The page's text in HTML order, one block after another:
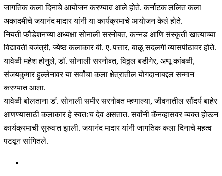
जागतिक कला दिनाचे आयोजन करण्यात आले होते. कर्नाटक ललित कला
अकादमीचे जयानंद मादार यांनी या कार्यक्रमाचे आयोजन केले होते.
नियती फौंडेशनच्या अध्यक्षा सोनाली सरनोबत, कन्नड आणि संस्कृती खात्याच्या
विद्यावती बजंत्री, ज्येष्ठ कलाकार बी. ए. पत्तार, बाळू सदलगी व्यासपीठावर होते.
यावेळी महेश होनुले, डॉ. सोनाली सरनोबत, विठ्ठल बडीगेर, अप्पू कांबळी,
संजयकुमार हुल्लेनावर या सर्वांचा कला क्षेत्रातील योगदानाबद्दल सन्मान
करण्यात आला.
यावेळी बोलताना डॉ. सोनाली समीर सरनोबत म्हणाल्या, जीवनातील सौंदर्य बाहेर
आणण्यासाठी कलाकार हे स्वतःच देव असतात. सर्वांनी कॅनव्हासवर व्यक्त होऊन
कार्यक्रमाची सुरुवात झाली. जयानंद मादार यांनी जागतिक कला दिनाचे महत्व
पटवून सांगितले.